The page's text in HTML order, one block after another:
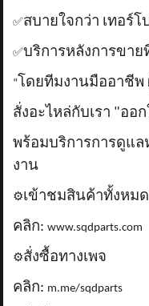
✅สบายใจกว่า เทอร์
✅บริการหลังการขาย
“ โดยทีมงานมืออาชี
สั่งอะไหล่กับเรา "ออ
พร้อมบริการการดูแ
งาน
⚙️เข้าชมสินค้าทั้งหม
คลิก:www.sqdparts.com
⚙️สั่งซื้อทางเพจ
คลิก: m.me/sqdparts